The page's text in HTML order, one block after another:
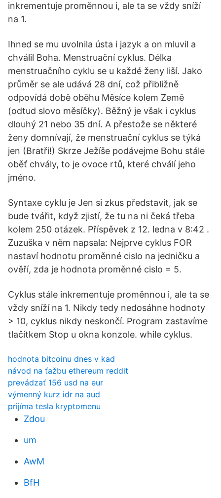
inkrementuje proměnnou i, ale ta se vždy sníží
na 1.
Ihned se mu uvolnila ústa i jazyk a on mluvil a
chválil Boha. Menstruační cyklus. Délka
menstruačního cyklu se u každé ženy liší. Jako
průměr se ale udává 28 dní, což přibližně
odpovídá době oběhu Měsíce kolem Země
(odtud slovo měsíčky). Běžný je však i cyklus
dlouhý 21 nebo 35 dní. A přestože se některé
ženy domnívají, že menstruační cyklus se týká
jen (Bratři!) Skrze Ježíše podávejme Bohu stále
oběť chvály, to je ovoce rtů, které chválí jeho
jméno.
Syntaxe cyklu je Jen si zkus představit, jak se
bude tvářit, když zjistí, že tu na ni čeká třeba
kolem 250 otázek. Příspěvek z 12. ledna v 8:42 .
Zuzuška v něm napsala: Nejprve cyklus FOR
nastaví hodnotu proměnné cislo na jedničku a
ověří, zda je hodnota proměnné cislo = 5.
Cyklus stále inkrementuje proměnnou i, ale ta se
vždy sníží na 1. Nikdy tedy nedosáhne hodnoty
> 10, cyklus nikdy neskončí. Program zastavíme
tlačítkem Stop u okna konzole. while cyklus.
hodnota bitcoinu dnes v kad
návod na ťažbu ethereum reddit
prevádzať 156 usd na eur
výmenný kurz idr na aud
prijíma tesla kryptomenu
Zdou
um
AwM
BfH